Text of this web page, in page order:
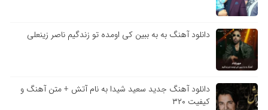
دانلود آهنگ به به ببین کی اومده تو زندگیم ناصر زینعلی
دانلود آهنگ جدید سعید شیدا به نام آتش + متن آهنگ و
کیفیت ۳۲۰